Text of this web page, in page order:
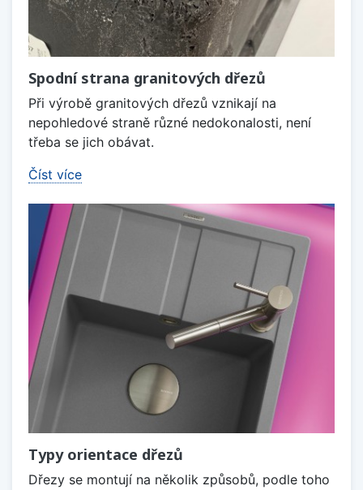
Spodní strana granitových dřezů
Při výrobě granitových dřezů vznikají na
nepohledové straně různé nedokonalosti, není
třeba se jich obávat.
Číst více
Typy orientace dřezů
Dřezy se montují na několik způsobů, podle toho